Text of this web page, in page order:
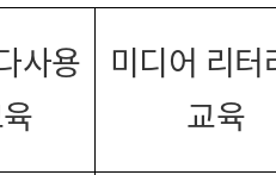
사용
미디어 리터
교육